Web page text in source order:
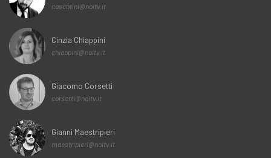
casentini@noitv.it
Cinzia Chiappini
chiappini@noitv.it
Giacomo Corsetti
corsetti@noitv.it
Gianni Maestripieri
maestripieri@noitv.it